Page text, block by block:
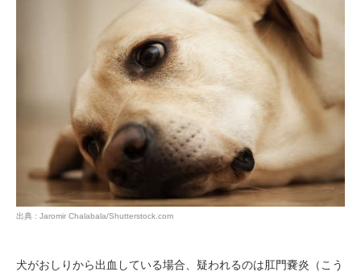
出典 : Jaromir Chalabala/Shutterstock.com
犬がおしりから出血している場合、疑われるのは肛門嚢炎（こう